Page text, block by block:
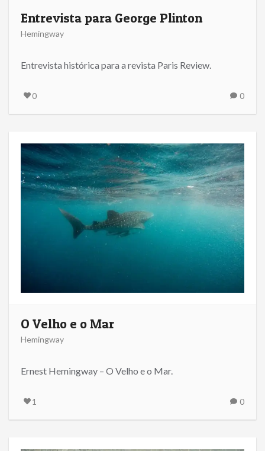
Entrevista para George Plinton
Hemingway
Entrevista histórica para a revista Paris Review.
0 0
O Velho e o Mar
Hemingway
Ernest Hemingway – O Velho e o Mar.
1 0